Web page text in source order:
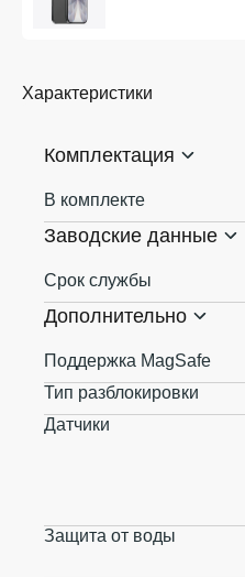
Характеристики
Комплектация
В комплекте
Заводские данные
Срок службы
Дополнительно
Поддержка MagSafe
Тип разблокировки
Датчики
Защита от воды